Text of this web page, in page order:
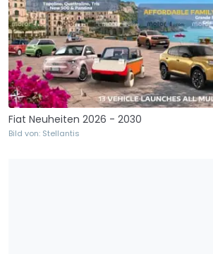
Fiat Neuheiten 2026 - 2030
Bild von: Stellantis